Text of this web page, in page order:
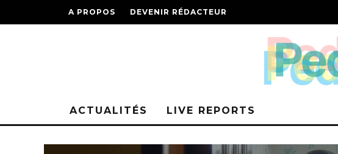
A PROPOS DEVENIR RÉDACTEUR
ACTUALITÉS LIVE REPORTS